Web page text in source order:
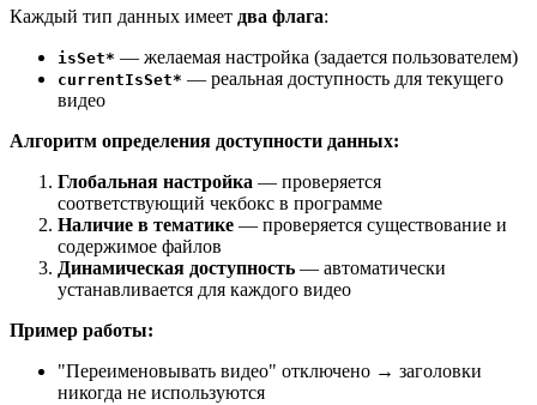
Каждый тип данных имеет два флага:
isSet* — желаемая настройка (задается пользователем)
currentIsSet* — реальная доступность для текущего
видео
Алгоритм определения доступности данных:
Глобальная настройка — проверяется
соответствующий чекбокс в программе
Наличие в тематике — проверяется существование и
содержимое файлов
Динамическая доступность — автоматически
устанавливается для каждого видео
Пример работы:
"Переименовывать видео" отключено → заголовки
никогда не используются